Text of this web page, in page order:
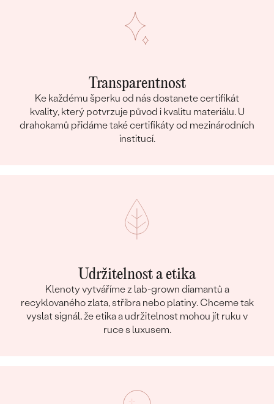
Transparentnost
Ke každému šperku od nás dostanete certifikát
kvality, který potvrzuje původ i kvalitu materiálu. U
drahokamů přidáme také certifikáty od mezinárodních
institucí.
Udržitelnost a etika
Klenoty vytváříme z lab-grown diamantů a
recyklovaného zlata, stříbra nebo platiny. Chceme tak
vyslat signál, že etika a udržitelnost mohou jít ruku v
ruce s luxusem.